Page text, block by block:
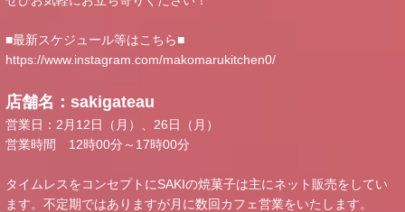
■最新スケジュール等はこちら■
https://www.instagram.com/makomarukitchen0/
店舗名：sakigateau
営業日：2月12日（月）、26日（月）
営業時間 12時00分～17時00分
タイムレスをコンセプトにSAKIの焼菓子は主にネット販売をしてい
ます。不定期ではありますが月に数回カフェ営業をいたします。